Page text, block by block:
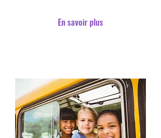
En savoir plus